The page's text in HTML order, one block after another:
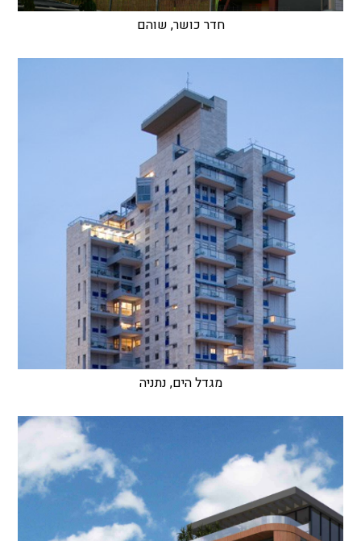
חדר כושר, שוהם
מגדל הים, נתניה